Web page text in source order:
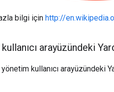
bilgi için http://
arayüzündeki
kullanıcı arayüzündeki